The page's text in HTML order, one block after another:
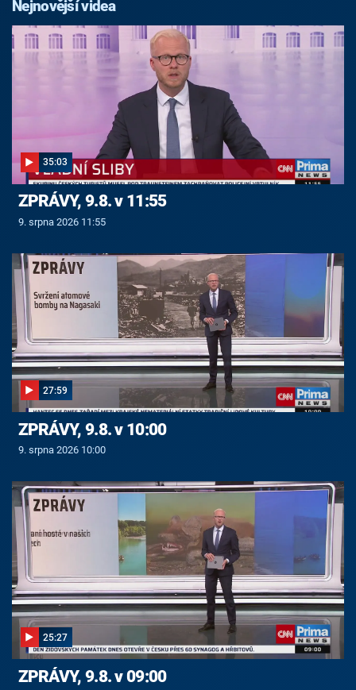
Nejnovější videa
35:03
ZPRÁVY, 9.8. v 11:55
9. srpna 2026 11:55
27:59
ZPRÁVY, 9.8. v 10:00
9. srpna 2026 10:00
25:27
ZPRÁVY, 9.8. v 09:00